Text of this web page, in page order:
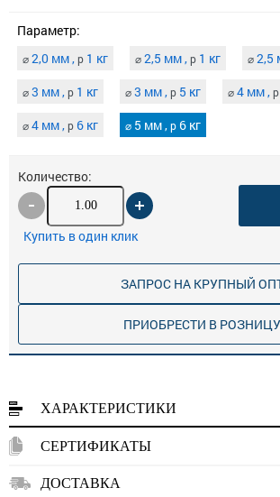
Параметр:
⌀2,0 мм ,p 1 кг ⌀2,5 мм ,p 1 кг ⌀2,5
⌀3 мм ,p 1 кг ⌀3 мм ,p 5 кг ⌀4 мм ,p
⌀4 мм ,p 6 кг ⌀ 5 мм ,p6 кг
Количество:
Купить в один клик
ЗАПРОС НА КРУПНЫЙ
ПРИОБРЕСТИ В РОЗНИЦУ
ХАРАКТЕРИСТИКИ
СЕРТИФИКАТЫ
ДОСТАВКА